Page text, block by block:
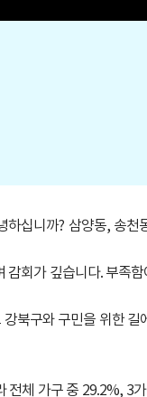
십니까? 삼양동, 송천
회가 깊습니다. 부족
북구와 구민을 위한 길
전체 가구 중 29.2%, 3